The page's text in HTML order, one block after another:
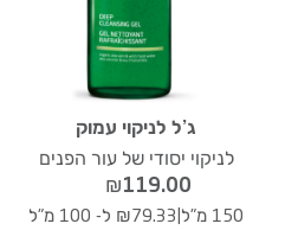
ג’ל לניקוי עמוק
לניקוי יסודי של עור הפנים
₪119.00
150 מ"ל ₪79.33 ל- 100 מ"ל